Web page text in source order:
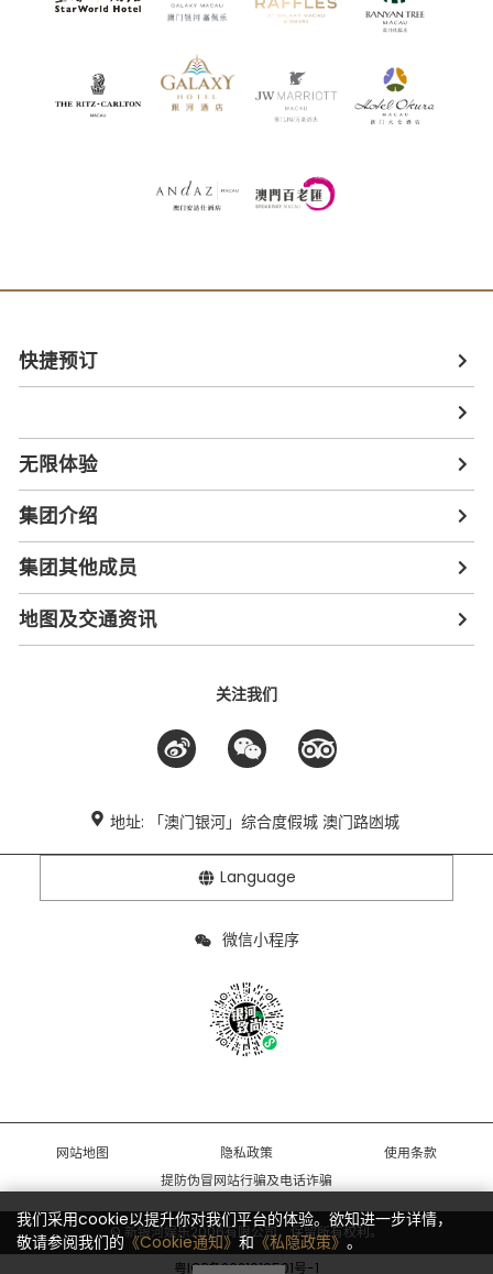
我们采用cookie以提升你对我们平台的体验。欲知进一步详情，
敬请参阅我们的《Cookie通知》和《私隐政策》 。
快捷预订
无限体验
集团介绍
集团其他成员
地图及交通资讯
关注我们
地址: 「澳门银河」综合度假城 澳门路凼城
Language
微信小程序
网站地图 隐私政策
使用条款
提防伪冒网站行骗及电话诈骗
© 新银河娱乐2006有限公司，保留所有权利。
粤ICP备2021019501号-1